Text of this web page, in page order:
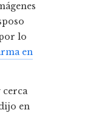
lo
en
cerca
en